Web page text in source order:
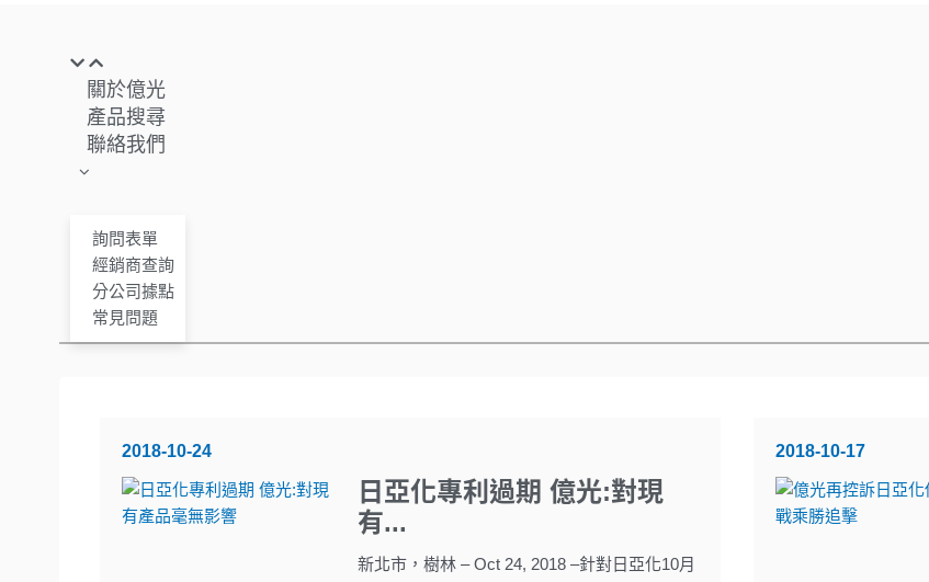
關於億光
產品搜尋
聯絡我們
詢問表單
經銷商查詢
分公司據點
常見問題
2018-10-24
日亞化專利過期 億光:對現
有...
新北市，樹林 – Oct 24, 2018 –針對日亞化10月
2018-10-17